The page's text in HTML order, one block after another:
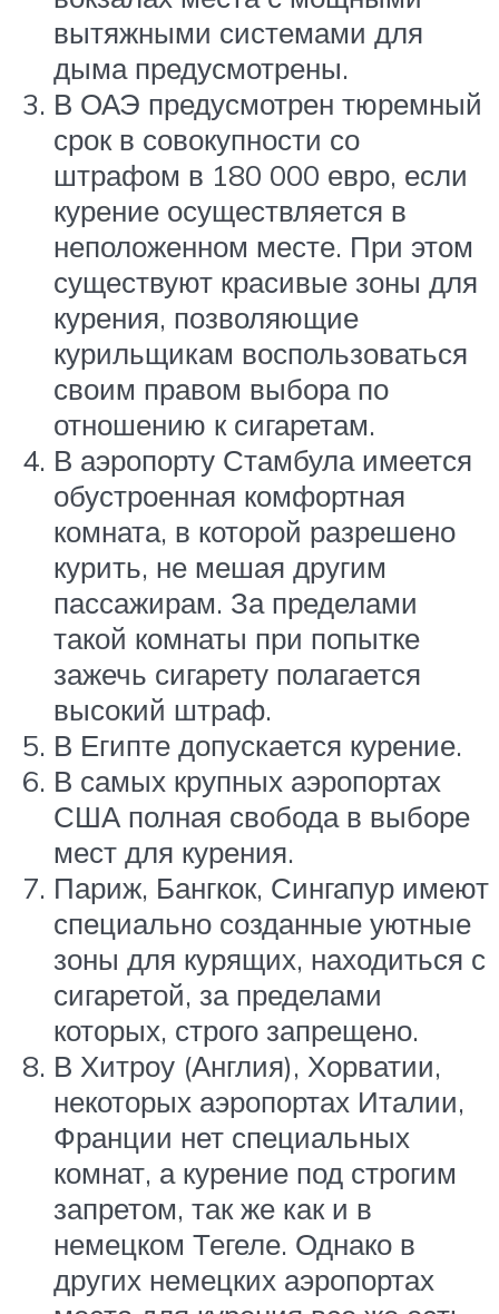
вытяжными системами для
дыма предусмотрены.
В ОАЭ предусмотрен тюремный
срок в совокупности со
штрафом в 180 000 евро, если
курение осуществляется в
неположенном месте. При этом
существуют красивые зоны для
курения, позволяющие
курильщикам воспользоваться
своим правом выбора по
отношению к сигаретам.
В аэропорту Стамбула имеется
обустроенная комфортная
комната, в которой разрешено
курить, не мешая другим
пассажирам. За пределами
такой комнаты при попытке
зажечь сигарету полагается
высокий штраф.
В Египте допускается курение.
В самых крупных аэропортах
США полная свобода в выборе
мест для курения.
Париж, Бангкок, Сингапур имеют
специально созданные уютные
зоны для курящих, находиться с
сигаретой, за пределами
которых, строго запрещено.
В Хитроу (Англия), Хорватии,
некоторых аэропортах Италии,
Франции нет специальных
комнат, а курение под строгим
запретом, так же как и в
немецком Тегеле. Однако в
других немецких аэропортах